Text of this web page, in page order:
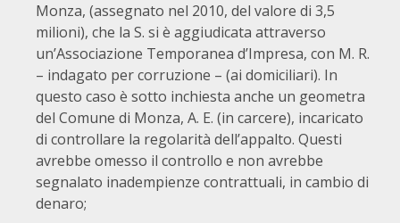
Monza, (assegnato nel 2010, del valore di 3,5
milioni), che la S. si è aggiudicata attraverso
un’Associazione Temporanea d’Impresa, con M. R.
– indagato per corruzione – (ai domiciliari). In
questo caso è sotto inchiesta anche un geometra
del Comune di Monza, A. E. (in carcere), incaricato
di controllare la regolarità dell’appalto. Questi
avrebbe omesso il controllo e non avrebbe
segnalato inadempienze contrattuali, in cambio di
denaro;